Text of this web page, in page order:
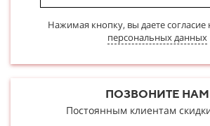
Нажимая кнопку, вы даете согласие
персональных данных
ПОЗВОНИТЕ НАМ
Постоянным клиентам